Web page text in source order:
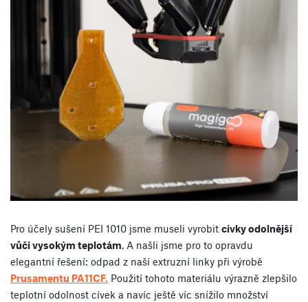
Pro účely sušení PEI 1010 jsme museli vyrobit cívky odolnější
vůči vysokým teplotám. A našli jsme pro to opravdu
elegantní řešení: odpad z naší extruzní linky při výrobě
Prusamentu PA11CF. Použití tohoto materiálu výrazně zlepšilo
teplotní odolnost cívek a navíc ještě víc snížilo množství